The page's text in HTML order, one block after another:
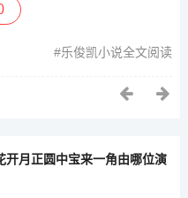
乐俊凯小说全文阅读
开月正圆中宝来一角由哪位演